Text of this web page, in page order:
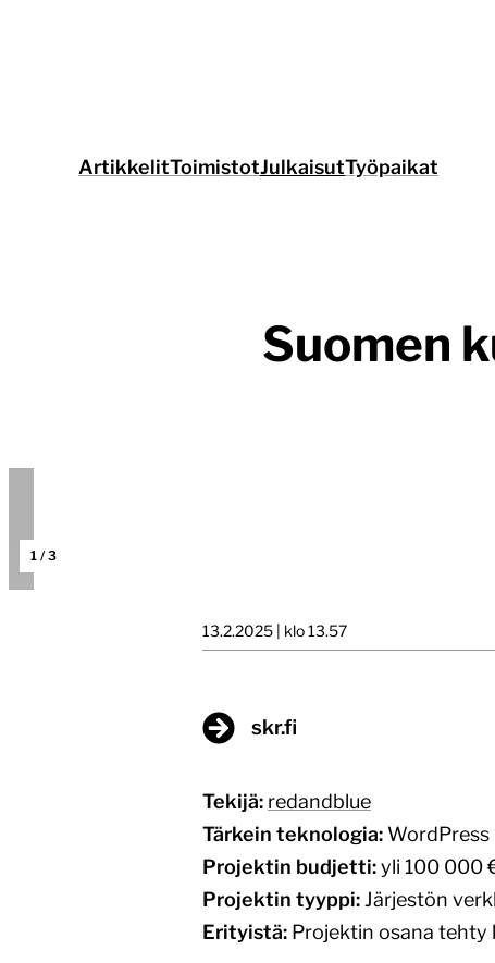
ArtikkelitToimistotJulkaisutTyöpaikat
Suomen
1 / 3
13.2.2025 | klo 13.57
skr.fi
Tekijä: redandblue
Tärkein teknologia: WordPress
Projektin budjetti:yli 100 000
Projektin tyyppi: Järjestön
Erityistä: Projektin osana tehty